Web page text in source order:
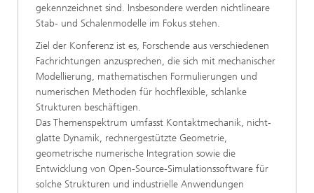
gekennzeichnet sind. Insbesondere werden nichtlineare
Stab- und Schalenmodelle im Fokus stehen.
Ziel der Konferenz ist es, Forschende aus verschiedenen
Fachrichtungen anzusprechen, die sich mit mechanischer
Modellierung, mathematischen Formulierungen und
numerischen Methoden für hochflexible, schlanke
Strukturen beschäftigen.
Das Themenspektrum umfasst Kontaktmechanik, nicht-
glatte Dynamik, rechnergestützte Geometrie,
geometrische numerische Integration sowie die
Entwicklung von Open-Source-Simulationssoftware für
solche Strukturen und industrielle Anwendungen